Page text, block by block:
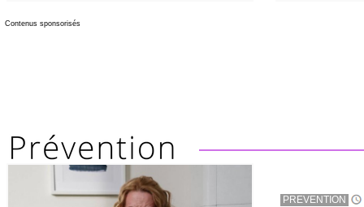
Contenus sponsorisés
PREVENTION